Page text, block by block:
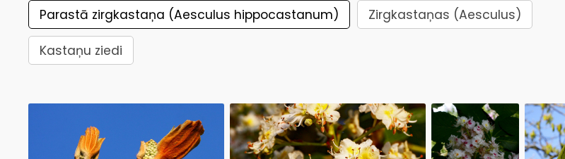
Parastā zirgkastaņa (Aesculus hippocastanum) Zirgkastaņas (Aesculus)
Kastaņu ziedi